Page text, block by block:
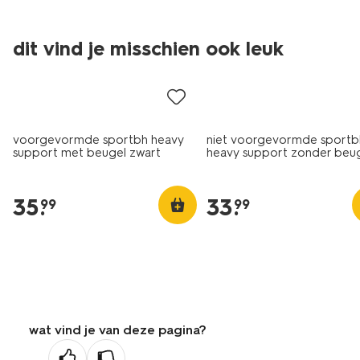
dit vind je misschien ook leuk
voorgevormde sportbh heavy
support met beugel zwart
35.
99
niet voorgevormde
heavy support zonder
33.
99
wat vind je van deze pagina?